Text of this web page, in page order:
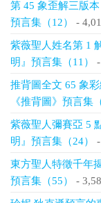
第 45 象歪解三版
預言集（12）
-
紫薇聖人姓名第 1
明』預言集（11）
推背圖全文 65 象
《推背圖》預言集
紫薇聖人彌賽亞 5
明』預言集（24）
東方聖人特徵千年
預言集（55）
-